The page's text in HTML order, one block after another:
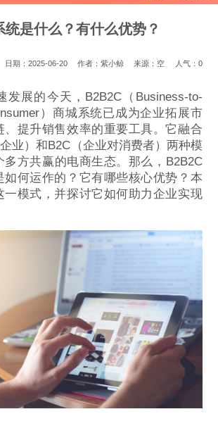
统是什么？有什么优势？
日期：2025-06-20 作者：紫小鲸 来源：空 人气： 0
发展的今天，B2B2C（Business-to-
）商城系统已成为企业拓展市
、提升销售效率的重要工具。它融合
业）和B2C（企业对消费者）两种模
多方共赢的电商生态。那么，B2B2C
如何运作的？它有哪些核心优势？本
一模式，并探讨它如何助力企业实现